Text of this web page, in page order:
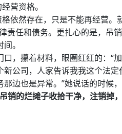
营资格。
依然存在，只是不能再经营。
责任和债务。更扎心的是，吊
。
，攥着材料，眼圈红红的：“
公司，人家告诉我我这个法定
边也是异常。”她说话的时候
销的烂摊子收拾干净，注销掉